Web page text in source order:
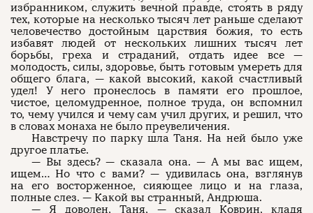
избранником, служить вечной правде, стоять в ряду
тех, которые на несколько тысяч лет раньше сделают
человечество достойным царствия божия, то есть
избавят людей от нескольких лишних тысяч лет
борьбы, греха и страданий, отдать идее все —
молодость, силы, здоровье, быть готовым умереть для
общего блага, — какой высокий, какой счастливый
удел! У него пронеслось в памяти его прошлое,
чистое, целомудренное, полное труда, он вспомнил
то, чему учился и чему сам учил других, и решил, что
в словах монаха не было преувеличения.
Навстречу по парку шла Таня. На ней было уже
другое платье.
— Вы здесь? — сказала она. — А мы вас ищем,
ищем… Но что с вами? — удивилась она, взглянув
на его восторженное, сияющее лицо и на глаза,
полные слез. — Какой вы странный, Андрюша.
— Я доволен, Таня, — сказал Коврин, кладя